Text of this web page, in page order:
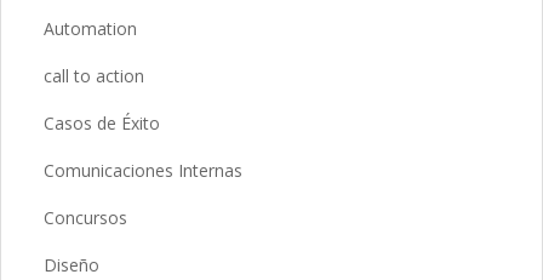
Automation
call to action
Casos de Éxito
Comunicaciones Internas
Concursos
Diseño